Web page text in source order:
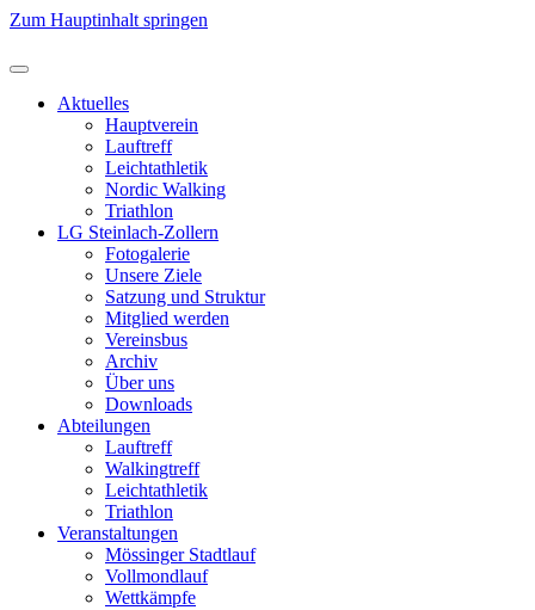
Zum Hauptinhalt springen
Aktuelles
Hauptverein
Lauftreff
Leichtathletik
Nordic Walking
Triathlon
LG Steinlach-Zollern
Fotogalerie
Unsere Ziele
Satzung und Struktur
Mitglied werden
Vereinsbus
Archiv
Über uns
Downloads
Abteilungen
Lauftreff
Walkingtreff
Leichtathletik
Triathlon
Veranstaltungen
Mössinger Stadtlauf
Vollmondlauf
Wettkämpfe